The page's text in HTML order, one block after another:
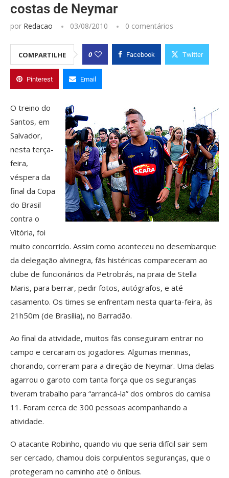
costas de Neymar
por Redacao 03/08/2010 0 comentários
COMPARTILHE 0 Facebook Twitter
Pinterest Email
O treino do
Santos, em
Salvador,
nesta terça-
feira,
véspera da
final da Copa
do Brasil
contra o
Vitória, foi
muito concorrido. Assim como aconteceu no desembarque
da delegação alvinegra, fãs histéricas compareceram ao
clube de funcionários da Petrobrás, na praia de Stella
Maris, para berrar, pedir fotos, autógrafos, e até
casamento. Os times se enfrentam nesta quarta-feira, às
21h50m (de Brasília), no Barradão.
Ao final da atividade, muitos fãs conseguiram entrar no
campo e cercaram os jogadores. Algumas meninas,
chorando, correram para a direção de Neymar. Uma delas
agarrou o garoto com tanta força que os seguranças
tiveram trabalho para “arrancá-la” dos ombros do camisa
11. Foram cerca de 300 pessoas acompanhando a
atividade.
O atacante Robinho, quando viu que seria difícil sair sem
ser cercado, chamou dois corpulentos seguranças, que o
protegeram no caminho até o ônibus.